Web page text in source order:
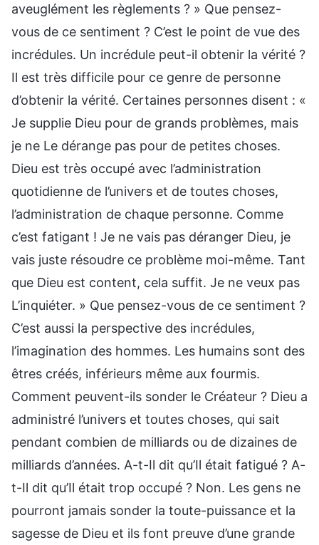
aveuglément les règlements ? » Que pensez-
vous de ce sentiment ? C’est le point de vue des
incrédules. Un incrédule peut-il obtenir la vérité ?
Il est très difficile pour ce genre de personne
d’obtenir la vérité. Certaines personnes disent : «
Je supplie Dieu pour de grands problèmes, mais
je ne Le dérange pas pour de petites choses.
Dieu est très occupé avec l’administration
quotidienne de l’univers et de toutes choses,
l’administration de chaque personne. Comme
c’est fatigant ! Je ne vais pas déranger Dieu, je
vais juste résoudre ce problème moi-même. Tant
que Dieu est content, cela suffit. Je ne veux pas
L’inquiéter. » Que pensez-vous de ce sentiment ?
C’est aussi la perspective des incrédules,
l’imagination des hommes. Les humains sont des
êtres créés, inférieurs même aux fourmis.
Comment peuvent-ils sonder le Créateur ? Dieu a
administré l’univers et toutes choses, qui sait
pendant combien de milliards ou de dizaines de
milliards d’années. A-t-Il dit qu’Il était fatigué ? A-
t-Il dit qu’Il était trop occupé ? Non. Les gens ne
pourront jamais sonder la toute-puissance et la
sagesse de Dieu et ils font preuve d’une grande